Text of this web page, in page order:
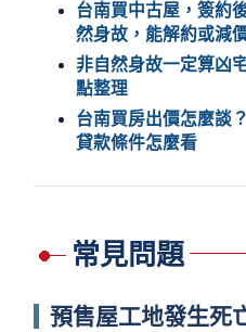
台南買中古屋，簽約
然身故，能解約或減
非自然身故一定算凶
點整理
台南買房出價怎麼談
貸款條件怎麼看
常見問題
預售屋工地發生死